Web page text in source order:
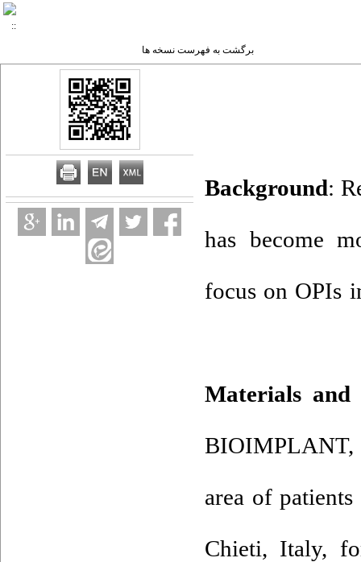
برگشت به فهرست نسخه ها
Background:
has become
focus on OPIs
Materials and
area of
Chieti, Italy,